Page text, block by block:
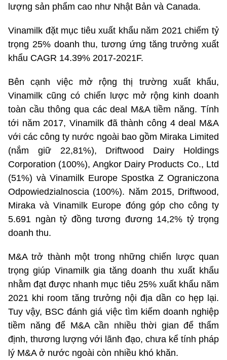
lượng sản phẩm cao như Nhật Bản và Canada.
Vinamilk đặt mục tiêu xuất khẩu năm 2021 chiếm tỷ
trọng 25% doanh thu, tương ứng tăng trưởng xuất
khẩu CAGR 14.39% 2017-2021F.
Bên cạnh việc mở rộng thị trường xuất khẩu,
Vinamilk cũng có chiến lược mở rộng kinh doanh
toàn cầu thông qua các deal M&A tiềm năng. Tính
tới năm 2017, Vinamilk đã thành công 4 deal M&A
với các công ty nước ngoài bao gồm Miraka Limited
(nắm giữ 22,81%), Driftwood Dairy Holdings
Corporation (100%), Angkor Dairy Products Co., Ltd
(51%) và Vinamilk Europe Spostka Z Ograniczona
Odpowiedzialnoscia (100%). Năm 2015, Driftwood,
Miraka và Vinamilk Europe đóng góp cho công ty
5.691 ngàn tỷ đồng tương đương 14,2% tỷ trọng
doanh thu.
M&A trở thành một trong những chiến lược quan
trọng giúp Vinamilk gia tăng doanh thu xuất khẩu
nhằm đạt được nhanh mục tiêu 25% xuất khẩu năm
2021 khi room tăng trưởng nội địa dần co hẹp lại.
Tuy vậy, BSC đánh giá việc tìm kiếm doanh nghiệp
tiềm năng để M&A cần nhiều thời gian để thẩm
định, thương lượng với lãnh đạo, chưa kể tính pháp
lý M&A ở nước ngoài còn nhiều khó khăn.